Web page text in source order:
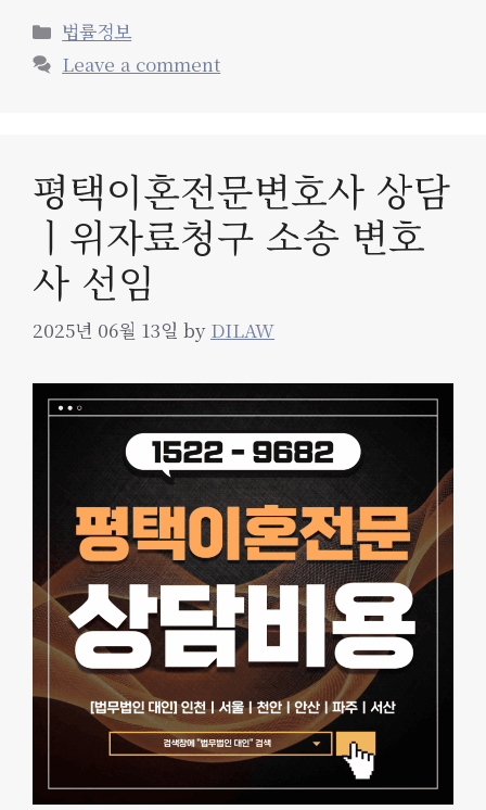
Categories
법률정보
Leave a comment
평택이혼전문변호사 상담
ㅣ위자료청구 소송 변호
사 선임
2025년 06월 13일 by DILAW